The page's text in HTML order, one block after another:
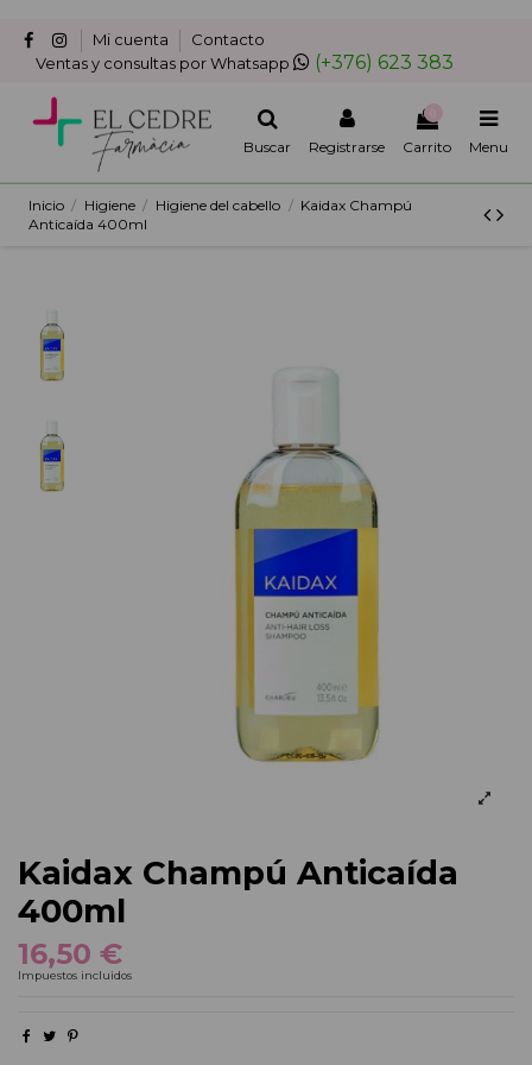
Mi cuenta
Contacto
Ventas y consultas por Whatsapp
(+376) 623 383
Buscar Registrarse Carrito Menu
Inicio Higiene Higiene del cabello
Kaidax Champú
Anticaída 400ml
Kaidax Champú Anticaída
400ml
16,50 €
Impuestos incluidos